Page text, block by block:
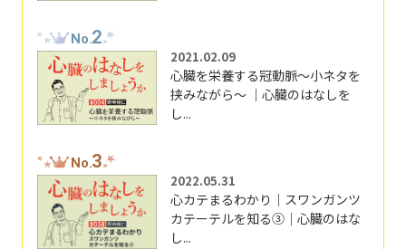
No.2
2021.02.09
心臓を栄養する冠動脈～小ネタを
挟みながら～ ｜心臓のはなしを
し...
No.3
2022.05.31
心カテまるわかり｜スワンガンツ
カテーテルを知る③｜心臓のはな
し...